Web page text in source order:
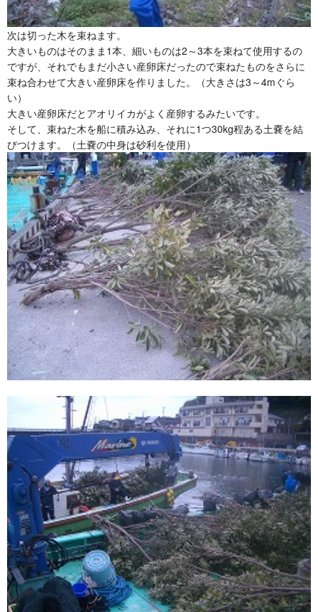
次は切った木を束ねます。
大きいものはそのまま1本、細いものは2～3本を束ねて使用するの
ですが、それでもまだ小さい産卵床だったので束ねたものをさらに
束ね合わせて大きい産卵床を作りました。（大きさは3～4mぐら
い）
大きい産卵床だとアオリイカがよく産卵するみたいです。
そして、束ねた木を船に積み込み、それに1つ30kg程ある土嚢を結
びつけます。（土嚢の中身は砂利を使用）